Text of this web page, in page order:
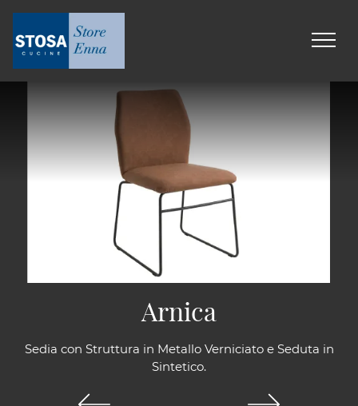
Sedia con Struttura in Metallo Verniciato e Seduta in
Sintetico.
Arnica